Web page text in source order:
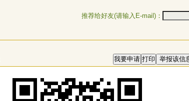
推荐给好友(请输入E-mail)：